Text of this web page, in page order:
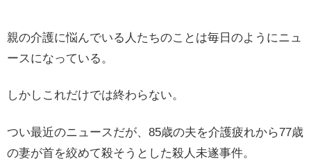
親の介護に悩んでいる人たちのことは毎日のようにニュ
ースになっている。
しかしこれだけでは終わらない。
つい最近のニュースだが、85歳の夫を介護疲れから77歳
の妻が首を絞めて殺そうとした殺人未遂事件。